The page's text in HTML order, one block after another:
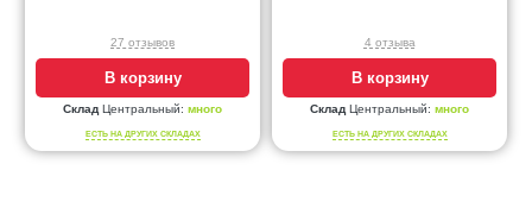
27 отзывов
В корзину
Склад Центральный: много
ЕСТЬ НА ДРУГИХ СКЛАДАХ
4 отзыва
В корзину
Склад Центральный: много
ЕСТЬ НА ДРУГИХ СКЛАДАХ